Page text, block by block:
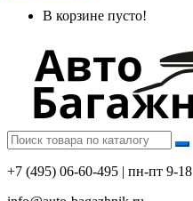
В корзине пусто!
+7 (495) 06-60-495 | пн-пт 9-18